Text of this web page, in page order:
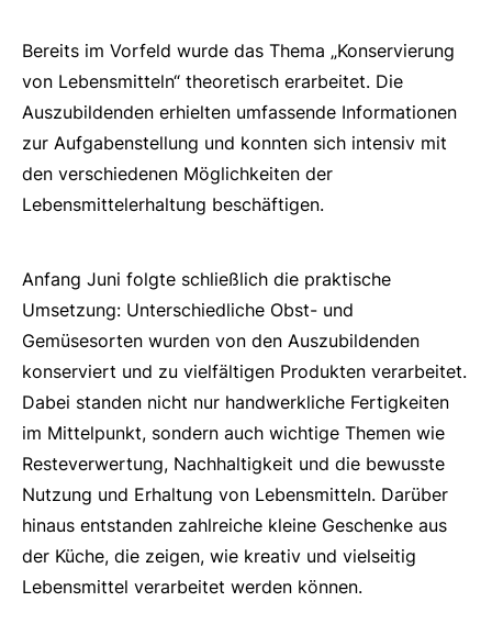
Bereits im Vorfeld wurde das Thema „Konservierung
von Lebensmitteln“ theoretisch erarbeitet. Die
Auszubildenden erhielten umfassende Informationen
zur Aufgabenstellung und konnten sich intensiv mit
den verschiedenen Möglichkeiten der
Lebensmittelerhaltung beschäftigen.
Anfang Juni folgte schließlich die praktische
Umsetzung: Unterschiedliche Obst- und
Gemüsesorten wurden von den Auszubildenden
konserviert und zu vielfältigen Produkten verarbeitet.
Dabei standen nicht nur handwerkliche Fertigkeiten
im Mittelpunkt, sondern auch wichtige Themen wie
Resteverwertung, Nachhaltigkeit und die bewusste
Nutzung und Erhaltung von Lebensmitteln. Darüber
hinaus entstanden zahlreiche kleine Geschenke aus
der Küche, die zeigen, wie kreativ und vielseitig
Lebensmittel verarbeitet werden können.